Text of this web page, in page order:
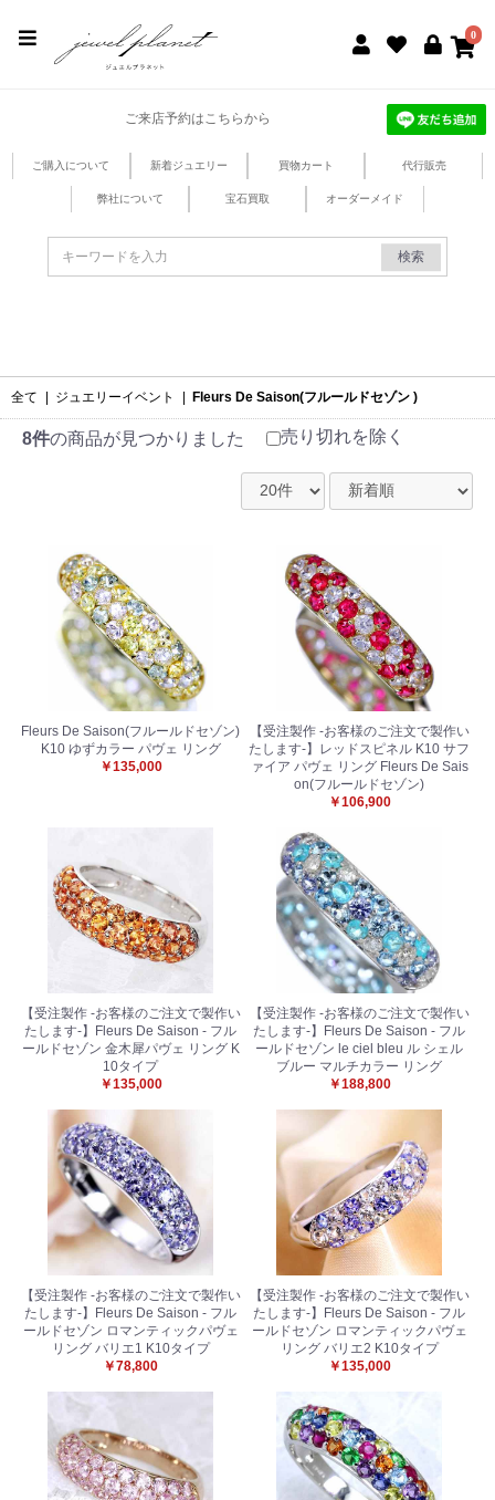
0
ご来店予約はこちらから
ご購入について 新着ジュエリー 買物カート 代行販売
弊社について 宝石買取 オーダーメイド
検索
全て ジュエリーイベント Fleurs De Saison(フルールドセゾン )
8件の商品が見つかりました 売り切れを除く
Fleurs De Saison(フルールドセゾン)
K10 ゆずカラー パヴェ リング
￥135,000
【受注製作 -お客様のご注文で製作い
たします-】レッドスピネル K10 サフ
ァイア パヴェ リング Fleurs De Sais
on(フルールドセゾン)
￥106,900
【受注製作 -お客様のご注文で製作い
たします-】Fleurs De Saison - フル
ールドセゾン 金木犀パヴェ リング K
10タイプ
￥135,000
【受注製作 -お客様のご注文で製作い
たします-】Fleurs De Saison - フル
ールドセゾン le ciel bleu ル シェル
ブルー マルチカラー リング
￥188,800
【受注製作 -お客様のご注文で製作い
たします-】Fleurs De Saison - フル
ールドセゾン ロマンティックパヴェ
リング バリエ1 K10タイプ
￥78,800
【受注製作 -お客様のご注文で製作い
たします-】Fleurs De Saison - フル
ールドセゾン ロマンティックパヴェ
リング バリエ2 K10タイプ
￥135,000
お買い物を続ける カートへ進む